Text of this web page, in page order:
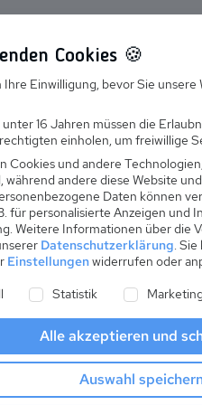
Suchen
Karriere
Ausbildung
Cookies 🍪
Einwilligung, bevor Sie unsere
16 Jahren müssen die
einholen, um freiwillige
Cookies und andere
während andere diese Website
Daten können
für personalisierte Anzeigen und
Weitere Informationen über die
Datenschutzerklärung. Sie
Einstellungenwiderrufen oder
Liste der Service-
Statistik Marketing
Alle akzeptieren und
Auswahl